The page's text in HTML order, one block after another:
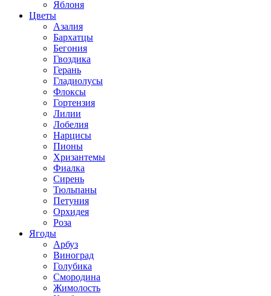
Яблоня
Цветы
Азалия
Бархатцы
Бегония
Гвоздика
Герань
Гладиолусы
Флоксы
Гортензия
Лилии
Лобелия
Нарцисы
Пионы
Хризантемы
Фиалка
Сирень
Тюльпаны
Петуния
Орхидея
Роза
Ягоды
Арбуз
Виноград
Голубика
Смородина
Жимолость